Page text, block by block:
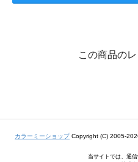
この商品の
カラーミーショップCopyright (C) 2005-
当サイトでは、通